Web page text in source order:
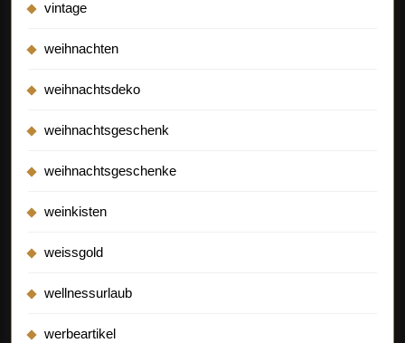
vintage
weihnachten
weihnachtsdeko
weihnachtsgeschenk
weihnachtsgeschenke
weinkisten
weissgold
wellnessurlaub
werbeartikel